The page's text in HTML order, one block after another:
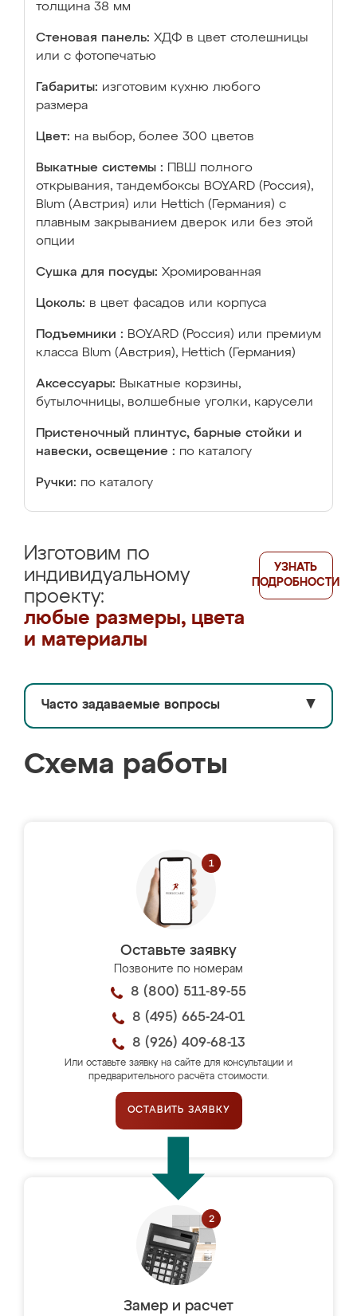
толщина 38 мм
Стеновая панель: ХДФ в цвет столешницы
или с фотопечатью
Габариты: изготовим кухню любого
размера
Цвет: на выбор, более 300 цветов
Выкатные системы :
ПВШ полного
открывания, тандембоксы BOYARD (Россия),
Blum (Австрия) или Hettich (Германия) с
плавным закрыванием дверок или без этой
опции
Сушка для посуды: Хромированная
Цоколь: в цвет фасадов или корпуса
Подъемники : BOYARD (Россия) или премиум
класса Blum (Австрия), Hettich (Германия)
Аксессуары: Выкатные корзины,
бутылочницы, волшебные уголки, карусели
Пристеночный плинтус, барные стойки и
навески, освещение : по каталогу
Ручки: по каталогу
Изготовим по
индивидуальному
проекту:
любые размеры, цвета
и материалы
УЗНАТЬ
ПОДРОБНОСТИ
Часто задаваемые вопросы ▼
Схема работы
Оставьте заявку
Позвоните по номерам
8 (800) 511-89-55
8 (495) 665-24-01
8 (926) 409-68-13
Или оставьте заявку на сайте для консультации и
предварительного расчёта стоимости.
ОСТАВИТЬ ЗАЯВКУ
Замер и расчет